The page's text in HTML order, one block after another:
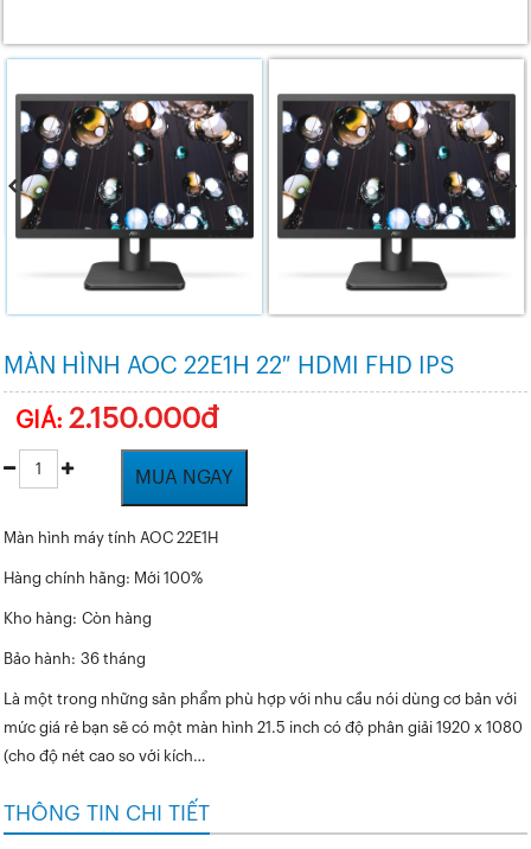
MÀN HÌNH AOC 22E1H 22″ HDMI FHD IPS
GIÁ: 2.150.000đ
MUA NGAY
Màn hình máy tính AOC 22E1H
Hàng chính hãng: Mới 100%
Kho hàng: Còn hàng
Bảo hành: 36 tháng
Là một trong những sản phẩm phù hợp với nhu cầu nói dùng cơ bản với
mức giá rẻ bạn sẽ có một màn hình 21.5 inch có độ phân giải 1920 x 1080
(cho độ nét cao so với kích…
THÔNG TIN CHI TIẾT